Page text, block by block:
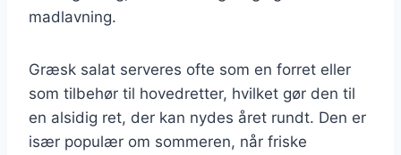
madlavning.
Græsk salat serveres ofte som en forret eller
som tilbehør til hovedretter, hvilket gør den til
en alsidig ret, der kan nydes året rundt. Den er
især populær om sommeren, når friske